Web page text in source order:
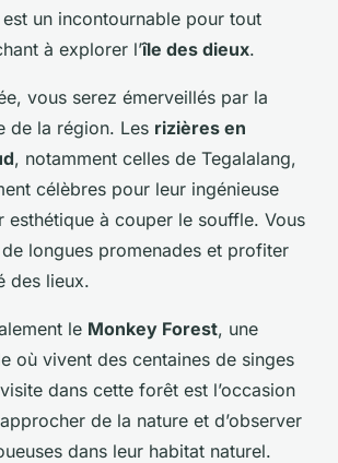
un incontournable pour tout
à explorer l’île des dieux.
vous serez émerveillés par la
de la région. Les rizières en
, notamment celles de Tegalalang,
célèbres pour leur ingénieuse
esthétique à couper le souffle. Vous
longues promenades et profiter
des lieux.
le Monkey Forest, une
où vivent des centaines de singes
dans cette forêt est l’occasion
de la nature et d’observer
dans leur habitat naturel.